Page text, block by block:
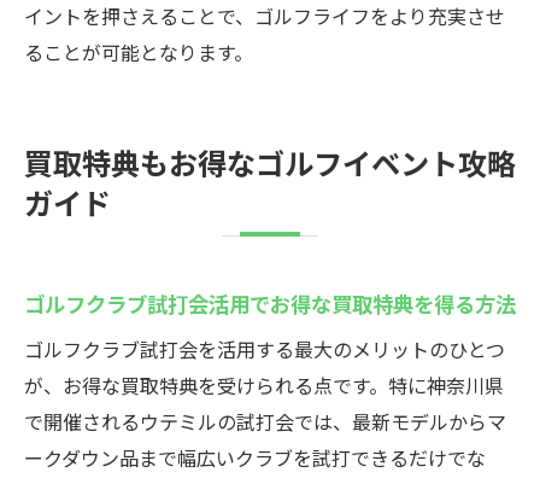
イントを押さえることで、ゴルフライフをより充実させ
ることが可能となります。
買取特典もお得なゴルフイベント攻略
ガイド
ゴルフクラブ試打会活用でお得な買取特典を得る方法
ゴルフクラブ試打会を活用する最大のメリットのひとつ
が、お得な買取特典を受けられる点です。特に神奈川県
で開催されるウテミルの試打会では、最新モデルからマ
ークダウン品まで幅広いクラブを試打できるだけでな